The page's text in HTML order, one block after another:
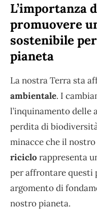
L’importanza
promuovere
sostenibile
pianeta
La nostra Terra sta
ambientale. I
l’inquinamento delle
perdita di
minacce che il
riciclo rappresenta
per affrontare questi
argomento di
nostro pianeta.